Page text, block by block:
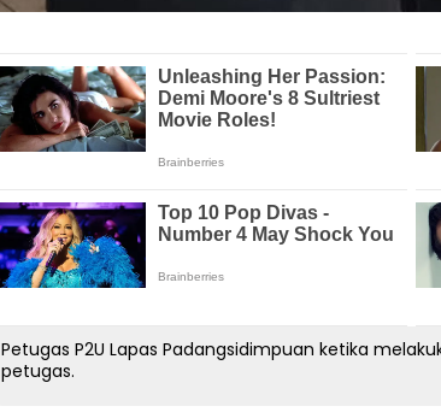
Petugas P2U Lapas Padangsidimpuan ketika
petugas.